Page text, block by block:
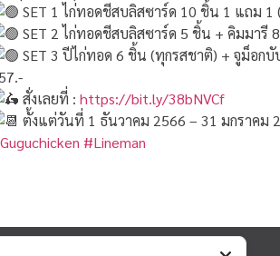
SET 1 ไก่ทอดชีสบลิสซาร์ด 10 ชิ้น 1 แถม 1
SET 2 ไก่ทอดชีสบลิสซาร์ด 5 ชิ้น + คิมมารี
SET 3 ปีไก่ทอด 6 ชิ้น (ทุกรสชาติ) + จูม็อก
สั่งเลยที่ : https://bit.ly/38bNVCf
ตั้งแต่วันที่ 1 ธันวาคม 2566 – 31 มกราคม
#Lineman